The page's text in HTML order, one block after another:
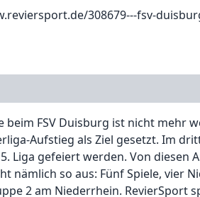
308679---fsv-
beim FSV Duisburg ist nicht mehr
Aufstieg als Ziel gesetzt. Im
Liga gefeiert werden. Von diesen
nämlich so aus: Fünf Spiele, vier
2 am Niederrhein. RevierSport